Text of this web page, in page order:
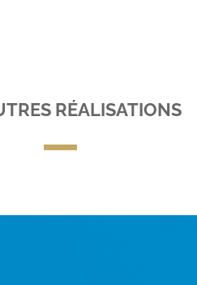
RÉALISATIONS